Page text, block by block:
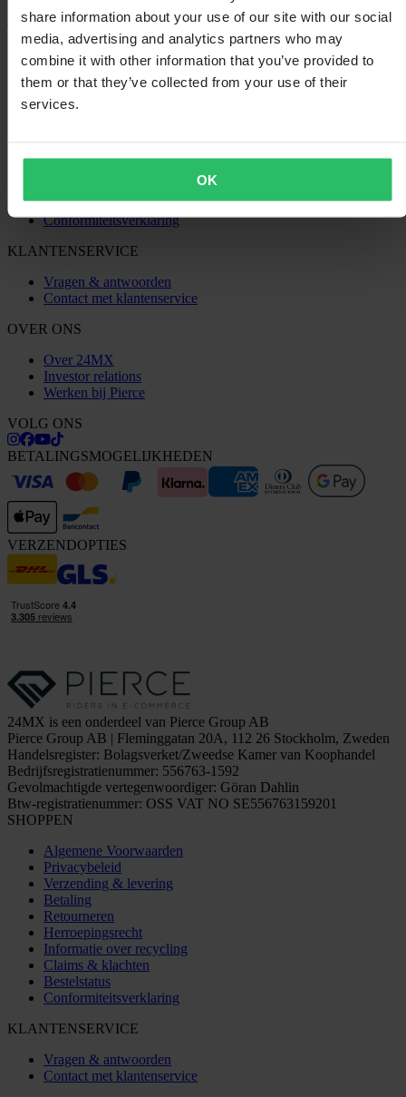
share information about your use of our site with our social
media, advertising and analytics partners who may
combine it with other information that you’ve provided to
them or that they’ve collected from your use of their
services.
OK
SHOPPEN
Privacybeleid
Verzending & levering
Herroepingsrecht
Bestelstatus
Conformiteitsverklaring
KLANTENSERVICE
Vragen & antwoorden
Contact met klantenservice
OVER ONS
Over 24MX
Investor relations
Werken bij Pierce
VOLG ONS
BETALINGSMOGELIJKHEDEN
VERZENDOPTIES
24MX is een onderdeel van Pierce Group AB
Pierce Group AB | Fleminggatan 20A, 112 26 Stockholm, Zweden
Handelsregister: Bolagsverket/Zweedse Kamer van Koophandel
Bedrijfsregistratienummer: 556763-1592
Gevolmachtigde vertegenwoordiger: Göran Dahlin
Btw-registratienummer: OSS VAT NO SE556763159201
SHOPPEN
Algemene Voorwaarden
Privacybeleid
Verzending & levering
Betaling
Retourneren
Herroepingsrecht
Informatie over recycling
Claims & klachten
Bestelstatus
Conformiteitsverklaring
KLANTENSERVICE
Vragen & antwoorden
Contact met klantenservice